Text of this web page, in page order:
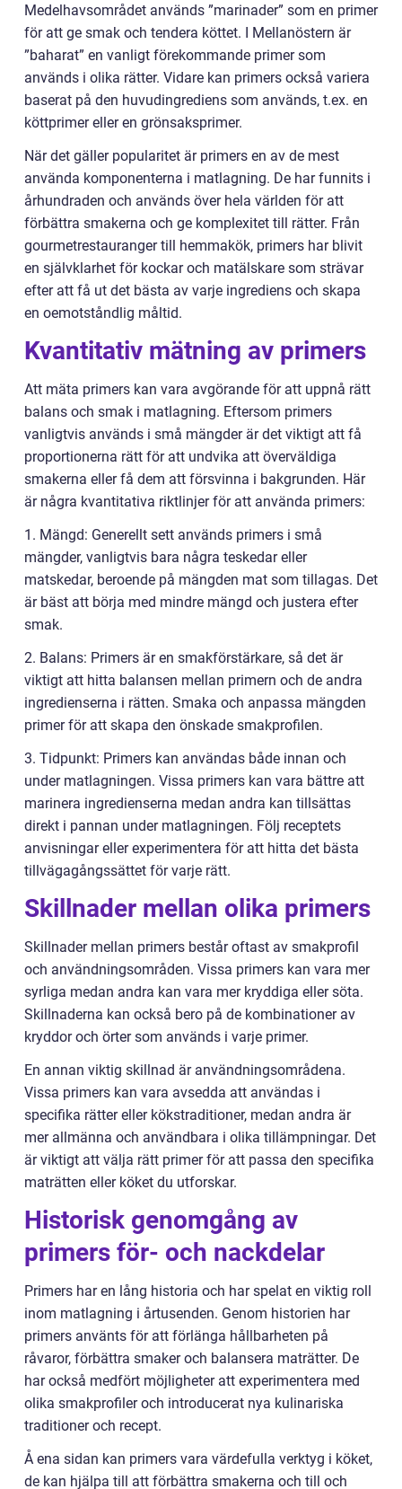
Medelhavsområdet används ”marinader” som en primer
för att ge smak och tendera köttet. I Mellanöstern är
”baharat” en vanligt förekommande primer som
används i olika rätter. Vidare kan primers också variera
baserat på den huvudingrediens som används, t.ex. en
köttprimer eller en grönsaksprimer.
När det gäller popularitet är primers en av de mest
använda komponenterna i matlagning. De har funnits i
århundraden och används över hela världen för att
förbättra smakerna och ge komplexitet till rätter. Från
gourmetrestauranger till hemmakök, primers har blivit
en självklarhet för kockar och matälskare som strävar
efter att få ut det bästa av varje ingrediens och skapa
en oemotståndlig måltid.
Kvantitativ mätning av primers
Att mäta primers kan vara avgörande för att uppnå rätt
balans och smak i matlagning. Eftersom primers
vanligtvis används i små mängder är det viktigt att få
proportionerna rätt för att undvika att överväldiga
smakerna eller få dem att försvinna i bakgrunden. Här
är några kvantitativa riktlinjer för att använda primers:
1. Mängd: Generellt sett används primers i små
mängder, vanligtvis bara några teskedar eller
matskedar, beroende på mängden mat som tillagas. Det
är bäst att börja med mindre mängd och justera efter
smak.
2. Balans: Primers är en smakförstärkare, så det är
viktigt att hitta balansen mellan primern och de andra
ingredienserna i rätten. Smaka och anpassa mängden
primer för att skapa den önskade smakprofilen.
3. Tidpunkt: Primers kan användas både innan och
under matlagningen. Vissa primers kan vara bättre att
marinera ingredienserna medan andra kan tillsättas
direkt i pannan under matlagningen. Följ receptets
anvisningar eller experimentera för att hitta det bästa
tillvägagångssättet för varje rätt.
Skillnader mellan olika primers
Skillnader mellan primers består oftast av smakprofil
och användningsområden. Vissa primers kan vara mer
syrliga medan andra kan vara mer kryddiga eller söta.
Skillnaderna kan också bero på de kombinationer av
kryddor och örter som används i varje primer.
En annan viktig skillnad är användningsområdena.
Vissa primers kan vara avsedda att användas i
specifika rätter eller kökstraditioner, medan andra är
mer allmänna och användbara i olika tillämpningar. Det
är viktigt att välja rätt primer för att passa den specifika
maträtten eller köket du utforskar.
Historisk genomgång av
primers för- och nackdelar
Primers har en lång historia och har spelat en viktig roll
inom matlagning i årtusenden. Genom historien har
primers använts för att förlänga hållbarheten på
råvaror, förbättra smaker och balansera maträtter. De
har också medfört möjligheter att experimentera med
olika smakprofiler och introducerat nya kulinariska
traditioner och recept.
Å ena sidan kan primers vara värdefulla verktyg i köket,
de kan hjälpa till att förbättra smakerna och till och